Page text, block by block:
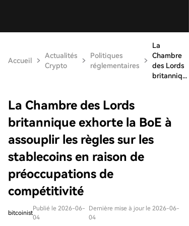
Accueil
Actualités
Crypto
Politiques
réglementaires
La
Chambre
des Lords
britanniq...
La Chambre des Lords
britannique exhorte la BoE à
assouplir les règles sur les
stablecoins en raison de
préoccupations de
compétitivité
bitcoinist
Publié le 2026-06-
04
Dernière mise à jour le 2026-06-
04